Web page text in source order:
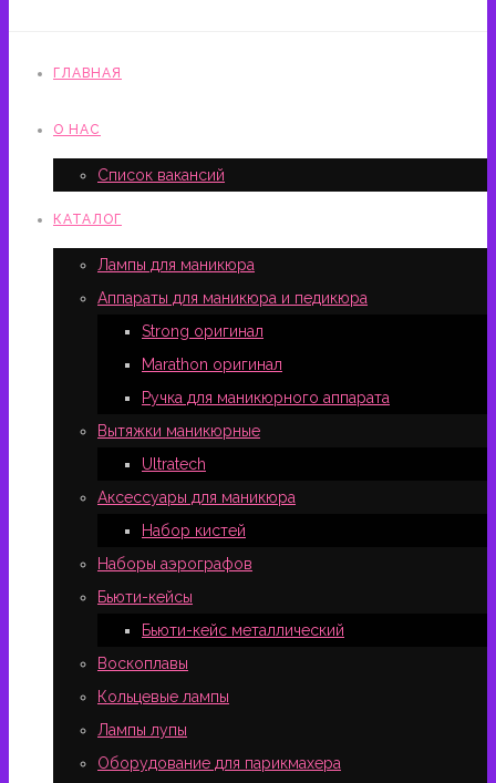
ГЛАВНАЯ
О НАС
Список вакансий
КАТАЛОГ
Лампы для маникюра
Аппараты для маникюра и педикюра
Strong оригинал
Marathon оригинал
Ручка для маникюрного аппарата
Вытяжки маникюрные
Ultratech
Аксессуары для маникюра
Набор кистей
Наборы аэрографов
Бьюти-кейсы
Бьюти-кейс металлический
Воскоплавы
Кольцевые лампы
Лампы лупы
Оборудование для парикмахера